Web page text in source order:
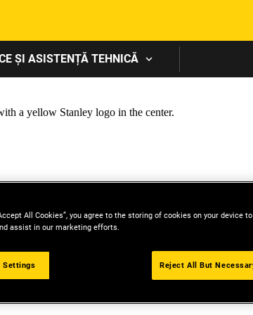
ȘI ASISTENȚĂ TEHNICĂ
All Cookies”, you agree to the storing of cookies on your device
assist in our marketing efforts.
Settings Reject All But